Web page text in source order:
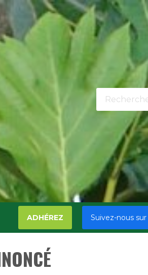
Suivez-nous sur
ADHÉREZ